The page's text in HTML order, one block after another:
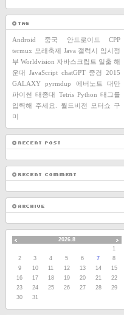
Android 중국 안드로이드
CPP
termux 모래축제 Java 갤럭시 임시정
부 Worldvision 자바스크립트 일출 해
운대 JavaScript chatGPT 중경 2015
GALAXY
pyrmdup 에버노트
대만
파이썬 태종대 Tetris Python 태그를
입력해 주세요.
월드비전 모터쇼 구
미
2026.8
1
2
3 4 5 6 7
8
9
10 11 12 13 14
15
16
17 18 19 20 21
22
23
24 25 26 27 28
29
30
31